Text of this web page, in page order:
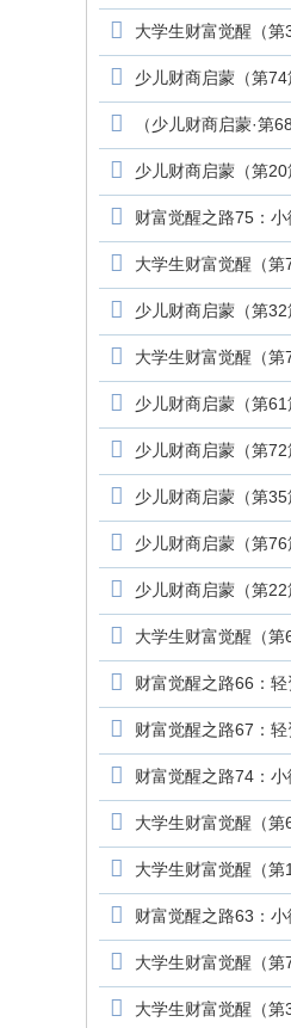
大学生财富觉醒（
少儿财商启蒙（第
（少儿财商启蒙·第
少儿财商启蒙（第
财富觉醒之路75：
大学生财富觉醒（
少儿财商启蒙（第
大学生财富觉醒（
少儿财商启蒙（第
少儿财商启蒙（第
少儿财商启蒙（第
少儿财商启蒙（第
少儿财商启蒙（第
大学生财富觉醒（
财富觉醒之路66：
财富觉醒之路67：
财富觉醒之路74：
大学生财富觉醒（
大学生财富觉醒（
财富觉醒之路63：
大学生财富觉醒（
大学生财富觉醒（